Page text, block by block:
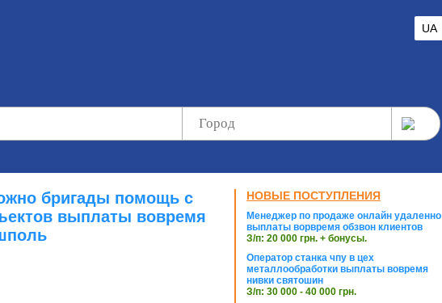
UA
бригады помощь с
выплаты вовремя
НОВЫЕ ПОСТУПЛЕНИЯ
Менеджер по продаже онлайн удаленно
выплаты ворвремя обзвон клиентов
З/п: 20 000 грн. + бонусы.
Оператор станка чпу в цех
металлообработки выплаты вовремя
нивки святошин
З/п: 30 000 - 40 000 грн.